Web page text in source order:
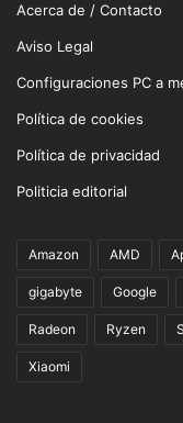
Acerca de / Contacto
Aviso Legal
Configuraciones PC a
Política de cookies
Política de privacidad
Politicia editorial
Amazon AMD
gigabyte Google
Radeon Ryzen
Xiaomi